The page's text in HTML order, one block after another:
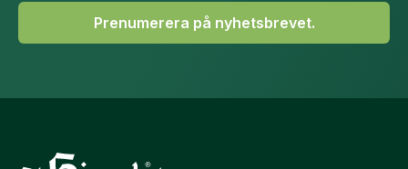
Prenumerera på nyhetsbrevet.